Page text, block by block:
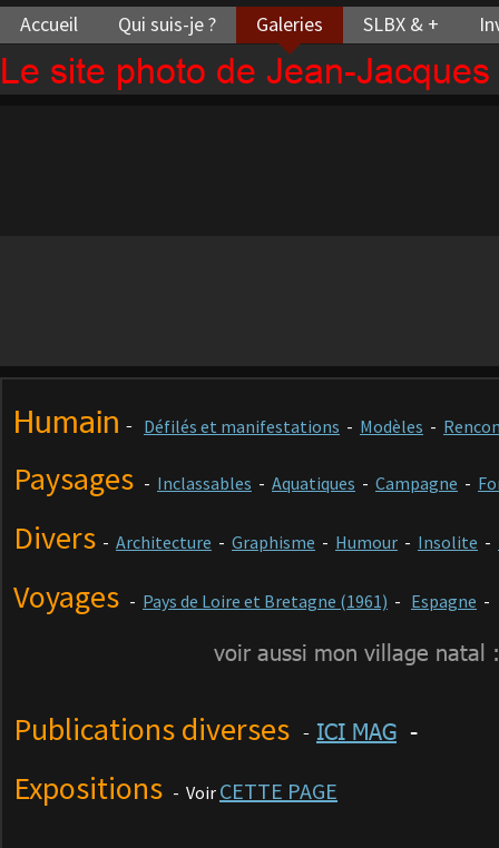
Le site photo de Jean-
Accueil Qui suis-je ? Galeries SLBX & +
Humain - Défilés et manifestations - Modèles -
Paysages - Inclassables - Aquatiques - Campagne -
Divers - Architecture - Graphisme - Humour - Insolite -
Voyages - Pays de Loire et Bretagne (1961) - Espagne -
voir aussi mon village natal :
Publications diverses - ICI MAG -
Expositions - Voir CETTE PAGE